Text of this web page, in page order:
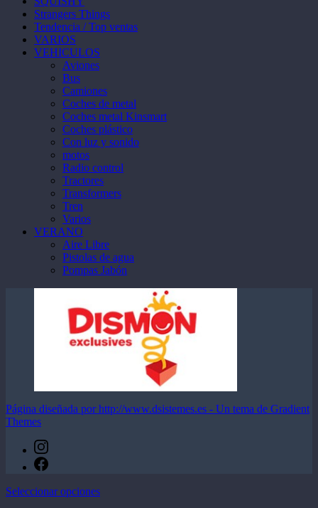
Strangers Things
Tendencia / Top ventas
VARIOS
VEHICULOS
Aviones
Bus
Camiones
Coches de metal
Coches metal Kinsmart
Coches plástico
Con luz y sonido
motos
Radio control
Tractores
Transformers
Tren
Varios
VERANO
Aire Libre
Pistolas de agua
Pompas Jabón
Página diseñada por http://www.dsistemes.es - Un tema de Gradient
Themes
Seleccionar opcionesEste